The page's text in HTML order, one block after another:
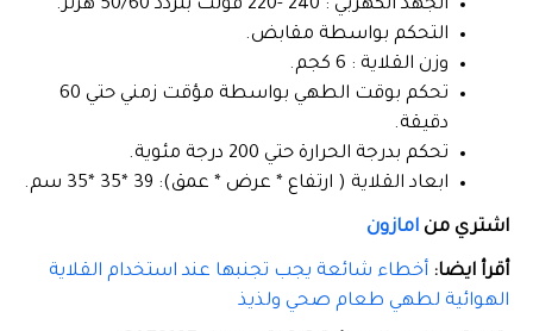
الجهد الكهربي : 240 -220 فولت بتردد 50/60 هرتز.
التحكم بواسطة مقابض.
وزن القلاية : 6 كجم.
تحكم بوقت الطهي بواسطة مؤقت زمني حتي 60
دقيقة.
تحكم بدرجة الحرارة حتي 200 درجة مئوية.
ابعاد القلاية ( ارتفاع * عرض * عمق): 39 *35 *35 سم.
اشتري من امازون
أقرأ ايضا: أخطاء شائعة يجب تجنبها عند استخدام القلاية
الهوائية لطهي طعام صحي ولذيذ